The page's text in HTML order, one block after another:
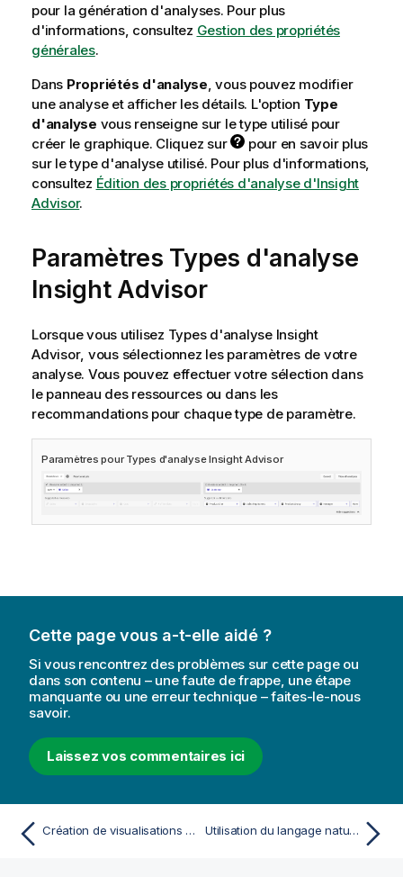
pour la génération d'analyses. Pour plus
d'informations, consultez Gestion des propriétés
générales.
Dans Propriétés d'analyse , vous pouvez modifier
une analyse et afficher les détails. L'option Type
d'analyse vous renseigne sur le type utilisé pour
créer le graphique. Cliquez sur
pour en savoir plus
sur le type d'analyse utilisé. Pour plus d'informations,
consultez Édition des propriétés d'analyse d'Insight
Advisor.
Paramètres Types d'analyse
Insight Advisor
Lorsque vous utilisez Types d'analyse Insight
Advisor, vous sélectionnez les paramètres de votre
analyse. Vous pouvez effectuer votre sélection dans
le panneau des ressources ou dans les
recommandations pour chaque type de paramètre.
Paramètres pourTypes d'analyse Insight Advisor
Cette page vous a-t-elle aidé ?
Si vous rencontrez des problèmes sur cette page ou
dans son contenu – une faute de frappe, une étape
manquante ou une erreur technique – faites-le-nous
savoir.
Laissez vos commentaires ici
Création de visualisations avec Insight Advisor Utilisation du langage naturel avec Insight Advisor